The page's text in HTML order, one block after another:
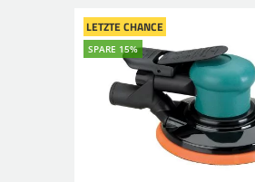
LETZTE CHANCE
SPARE 15%